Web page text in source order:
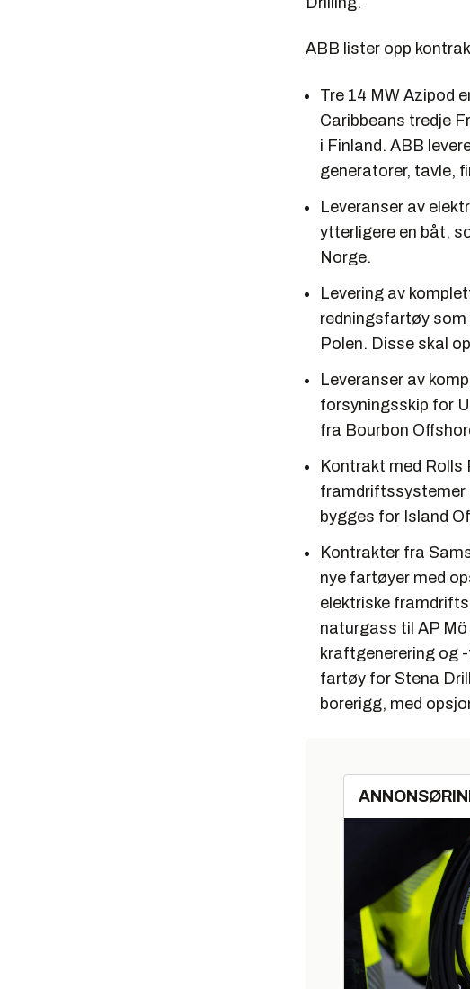
ABB lister opp
Tre 14 MW Azipod
Caribbeans tredje
i Finland. ABB
generatorer, tavle,
Leveranser av
ytterligere en båt,
Norge.
Levering av
redningsfartøy som
Polen. Disse skal
Leveranser av
forsyningsskip for
fra Bourbon
Kontrakt med Rolls
framdriftssystemer
bygges for Island
Kontrakter fra
nye fartøyer med
elektriske
naturgass til AP
kraftgenerering og
fartøy for Stena
borerigg, med